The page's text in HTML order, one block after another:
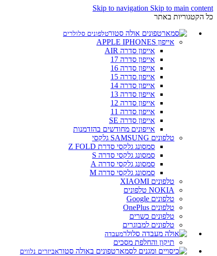
Skip to navigation Skip to main content
כל הקטגוריות באתר
טלפונים סלולרים
אייפון APPLE IPHONES
אייפון סדרה AIR
אייפון סדרה 17
אייפון סדרה 16
אייפון סדרה 15
אייפון סדרה 14
אייפון סדרה 13
אייפון סדרה 12
אייפון סדרה 11
אייפון סדרה SE
אייפונים מחודשים בהזדמנות
טלפונים SAMSUNG גלקסי
סמסונג גלקסי סדרת Z FOLD
סמסונג גלקסי סדרה S
סמסונג גלקסי סדרה A
סמסונג גלקסי סדרה M
טלפונים XIAOMI
NOKIA טלפונים
טלפונים Google
טלפונים OnePlus
טלפונים כשרים
טלפונים למבוגרים
מעבדה
תיקון והחלפת מסכים
אביזרים נלווים